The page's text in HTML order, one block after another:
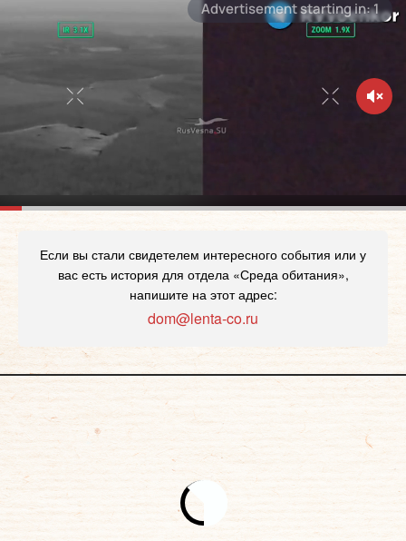
Если вы стали свидетелем интересного события или у
вас есть история для отдела «Среда обитания»,
напишите на этот адрес:
dom@lenta-co.ru